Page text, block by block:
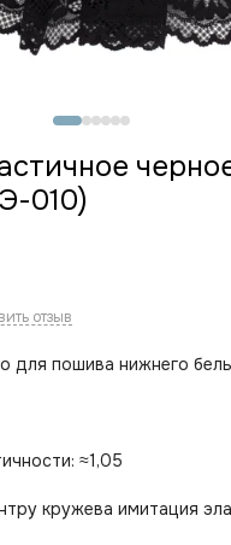
010)
отзыв
для пошива нижнего
≈1,05
кружева имитация